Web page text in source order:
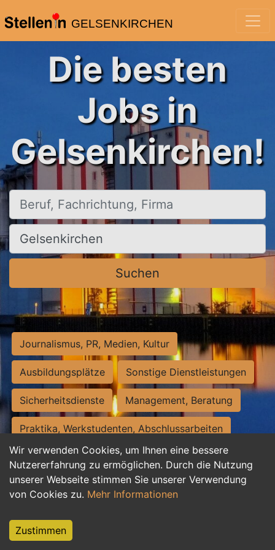
GELSENKIRCHEN
Wir verwenden Cookies, um Ihnen eine bessere
Nutzererfahrung zu ermöglichen. Durch die Nutzung
unserer Webseite stimmen Sie unserer Verwendung
von Cookies zu. Mehr Informationen
Zustimmen
Die besten
Jobs in
Gelsenkirchen!
Beruf, Fachrichtung, Firma
Ort, Stadt
Suchen
Journalismus, PR, Medien, Kultur
Ausbildungsplätze Sonstige Dienstleistungen
Sicherheitsdienste Management, Beratung
Praktika, Werkstudenten, Abschlussarbeiten
Personalwesen Assistenz, Sekretariat
Hilfskräfte, Aushilfs- und Nebenjobs
Weiterbildung, Studium, duale Ausbildung